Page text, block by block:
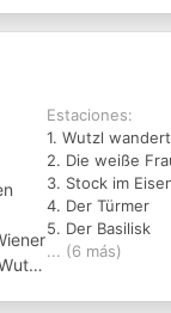
Estaciones:
1. Wutzl
2. Die weiße
3. Stock im
4. Der Türmer
5. Der Basilisk
... (6 más)